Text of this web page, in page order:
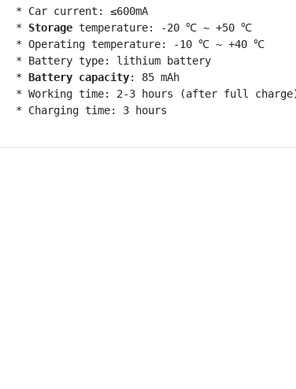
* Car current: ≤600mA
* Storage temperature: -20 ℃ ~ +50 ℃
* Operating temperature: -10 ℃ ~ +40 ℃
* Battery type: lithium battery
* Battery capacity: 85 mAh
* Working time: 2-3 hours (after full
* Charging time: 3 hours